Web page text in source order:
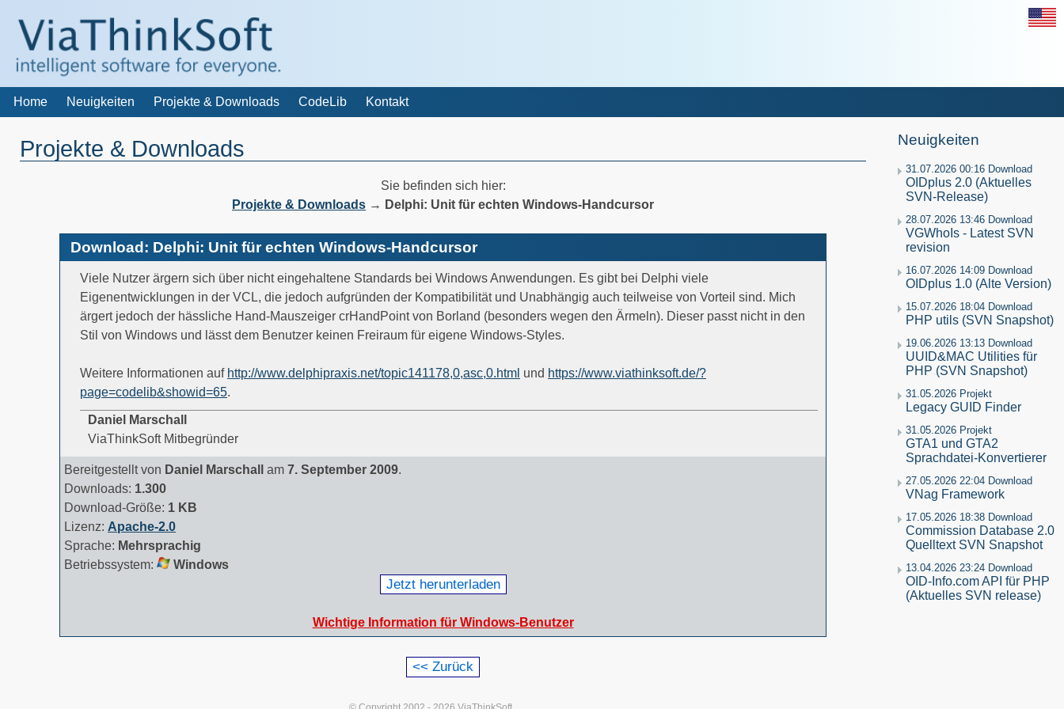
Home Neuigkeiten Projekte & Downloads CodeLib Kontakt
Projekte & Downloads
Sie befinden sich hier:
Projekte & Downloads → Delphi: Unit für echten Windows-Handcursor
Download: Delphi: Unit für echten Windows-Handcursor
Viele Nutzer ärgern sich über nicht eingehaltene Standards bei Windows Anwendungen. Es gibt bei Delphi viele
Eigenentwicklungen in der VCL, die jedoch aufgründen der Kompatibilität und Unabhängig auch teilweise von Vorteil sind. Mich
ärgert jedoch der hässliche Hand-Mauszeiger crHandPoint von Borland (besonders wegen den Ärmeln). Dieser passt nicht in den
Stil von Windows und lässt dem Benutzer keinen Freiraum für eigene Windows-Styles.
Weitere Informationen auf http://www.delphipraxis.net/topic141178,0,asc,0.html und https://www.viathinksoft.de/?
page=codelib&showid=65.
Daniel Marschall
ViaThinkSoft Mitbegründer
Bereitgestellt von Daniel Marschall am 7. September 2009.
Downloads: 1.300
Download-Größe: 1 KB
Lizenz: Apache-2.0
Sprache: Mehrsprachig
Betriebssystem:
Windows
Jetzt herunterladen
Wichtige Information für Windows-Benutzer
Neuigkeiten
31.07.2026 00:16 Download
OIDplus 2.0 (Aktuelles
SVN-Release)
28.07.2026 13:46 Download
VGWhoIs - Latest SVN
revision
16.07.2026 14:09 Download
OIDplus 1.0 (Alte Version)
15.07.2026 18:04 Download
PHP utils (SVN Snapshot)
19.06.2026 13:13 Download
UUID&MAC Utilities für
PHP (SVN Snapshot)
31.05.2026 Projekt
Legacy GUID Finder
31.05.2026 Projekt
GTA1 und GTA2
Sprachdatei-Konvertierer
27.05.2026 22:04 Download
VNag Framework
17.05.2026 18:38 Download
Commission Database 2.0
Quelltext SVN Snapshot
13.04.2026 23:24 Download
OID-Info.com API für PHP
(Aktuelles SVN release)